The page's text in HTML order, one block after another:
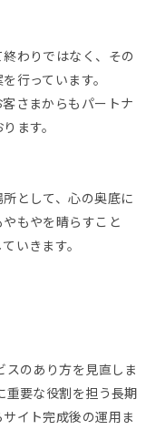
わりではなく、その
行っています。
さまからもパートナ
ます。
として、心の奥底に
もやを晴らすこと
いきます。
のあり方を見直しま
重要な役割を担う長期
イト完成後の運用ま